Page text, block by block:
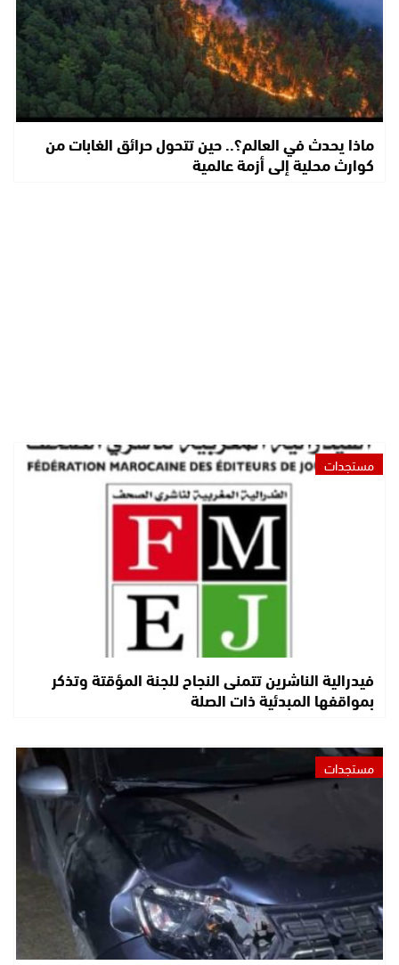
ماذا يحدث في العالم؟.. حين تتحول حرائق الغابات من
كوارث محلية إلى أزمة عالمية
مستجدات
فيدرالية الناشرين تتمنى النجاح للجنة المؤقتة وتذكر
بمواقفها المبدئية ذات الصلة
مستجدات